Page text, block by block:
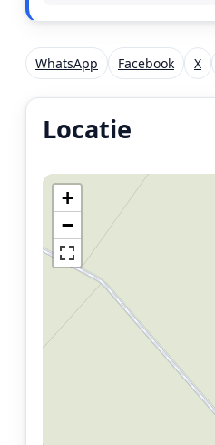
WhatsApp Facebook X
Locatie
+
−
Locatie van het incident: